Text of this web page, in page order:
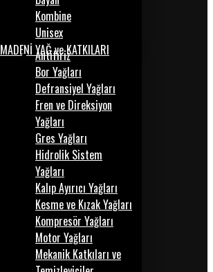
Kombine
Unisex
MADENİ YAĞ ve KATKILARI
Antifiriz
Bor Yağları
Defransiyel Yağları
Fren ve Direksiyon
Yağları
Gres Yağları
Hidrolik Sistem
Yağları
Kalıp Ayırıcı Yağları
Kesme ve Kızak Yağları
Kompresör Yağları
Motor Yağları
Mekanik Katkıları ve